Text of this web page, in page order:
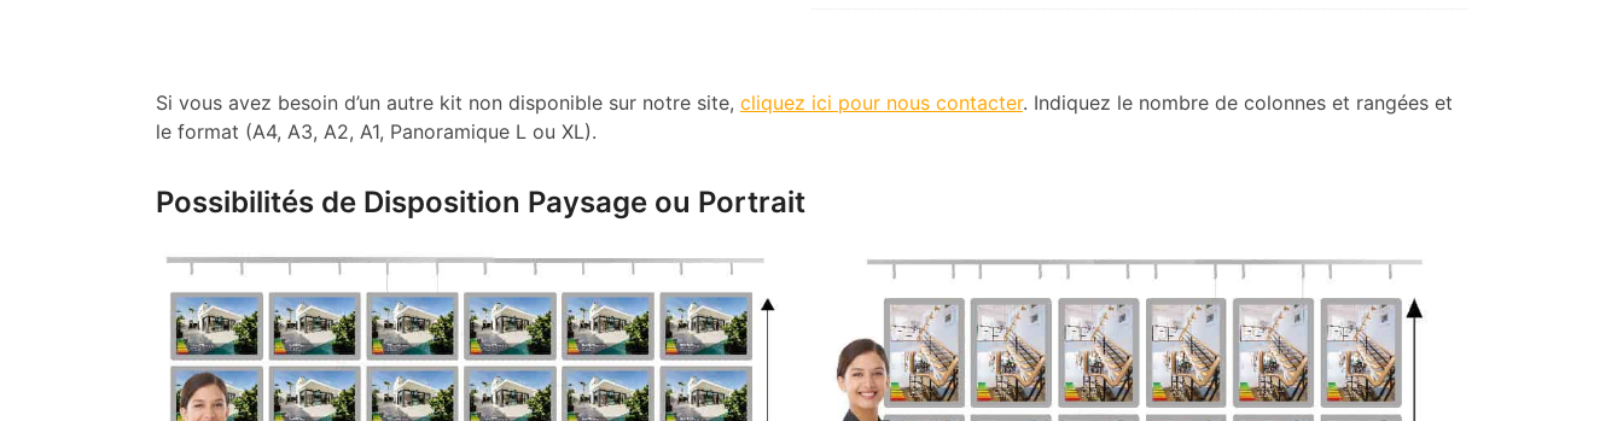
Si vous avez besoin d’un autre kit non disponible sur notre site, cliquez ici pour nous contacter. Indiquez le nombre de colonnes et rangées et
le format (A4, A3, A2, A1, Panoramique L ou XL).
Possibilités de Disposition Paysage ou Portrait